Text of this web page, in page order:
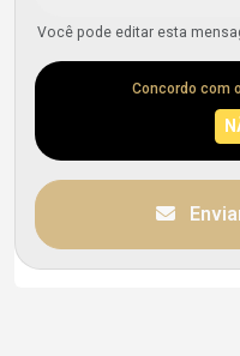
Você pode editar esta
Concordo com